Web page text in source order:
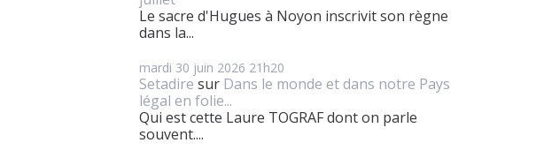
Le sacre d'Hugues à Noyon inscrivit son règne
dans la...
mardi 30 juin 2026 21h20
Setadire sur Dans le monde et dans notre Pays
légal en folie...
Qui est cette Laure TOGRAF dont on parle
souvent....